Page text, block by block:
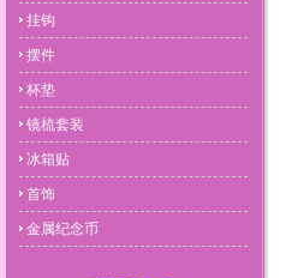
挂钩
摆件
杯垫
镜梳套装
冰箱贴
首饰
金属纪念币